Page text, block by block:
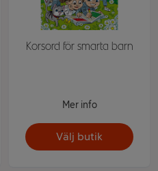
Korsord för smarta barn
Mer info
Välj butik